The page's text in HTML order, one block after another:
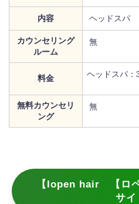
内容 ヘッドスパ
カウンセリング
ルーム
無
料金 ヘッドスパ：
無料カウンセリ
ング
無
【lopen hair 【ロ
サイ